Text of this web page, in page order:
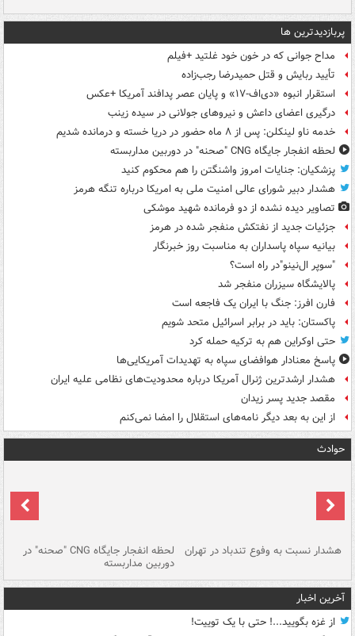
پربازدیدترین ها
مداح جوانی که در خون خود غلتید +فیلم
تأیید ربایش و قتل حمیدرضا رجب‌زاده
استقرار انبوه «دی‌اف‑۱۷» و پایان عصر پدافند آمریکا +عکس
درگیری اعضای داعش و نیروهای جولانی در سیده زینب
خدمه ناو لینکلن: پس از ۸ ماه حضور در دریا خسته و درمانده‌ شدیم
لحظه انفجار جایگاه CNG "صحنه" در دوربین مداربسته
پزشکیان: جنایات امروز واشنگتن را هم محکوم کنید
هشدار دبیر شورای عالی امنیت ملی به امریکا درباره تنگه هرمز
تصاویر دیده‌ نشده از دو فرمانده شهید موشکی
جزئیات جدید از نفتکش منفجر شده در هرمز
بیانیه سپاه پاسداران به مناسبت روز خبرنگار
"سوپر ال‌نینو"در راه است؟
پالایشگاه سیزران منفجر شد
فارن افرز: جنگ با ایران یک فاجعه است
پاکستان: باید در برابر اسرائیل متحد شویم
حتی اوکراین هم به ترکیه حمله کرد
پاسخ معنادار هوافضای سپاه به تهدیدات آمریکایی‌ها
هشدار ارشدترین ژنرال آمریکا درباره محدودیت‌های نظامی علیه ایران
مقصد جدید پسر زیدان
از این به بعد دیگر نامه‌های استقلال را امضا نمی‌کنم
حوادث
هشدار نسبت به وفوع تندباد در تهران لحظه انفجار جایگاه CNG "صحنه" در
دوربین مداربسته
آخرین اخبار
از غزه بگویید...! حتی با یک توییت!